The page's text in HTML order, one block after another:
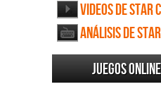
Videos de Star
Análisis de
Juegos